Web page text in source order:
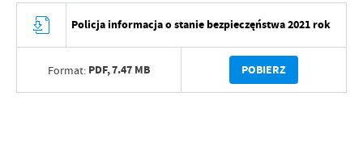
Policja informacja o stanie bezpieczęństwa 2021 rok
Format: PDF,7.47 MB POBIERZ